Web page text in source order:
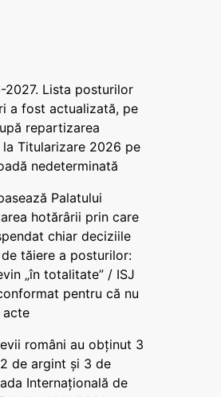
2027. Lista posturilor
a fost actualizată, pe
repartizarea
Titularizare 2026 pe
nedeterminată
Palatului
hotărârii prin care
chiar deciziile
tăiere a posturilor:
„în totalitate” / ISJ
pentru că nu
acte
români au obținut 3
de argint și 3 de
Internațională de